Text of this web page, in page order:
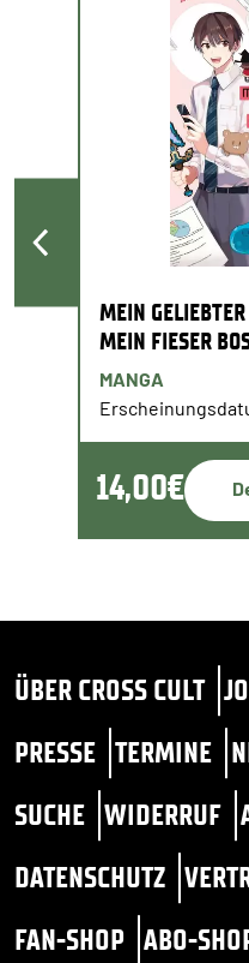
MEIN
MEIN FIESER
MANGA
14,00€
ÜBER CROSS CULT
PRESSE TERMINE
SUCHE WIDERRUF
DATENSCHUTZ
FAN-SHOP ABO-